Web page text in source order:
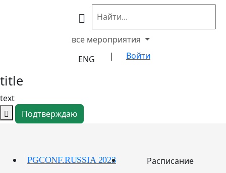
все мероприятия
ENG
| Войти
title
text
Подтверждаю
PGCONF.RUSSIA 2023 Расписание